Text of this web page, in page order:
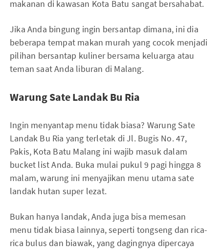
makanan di kawasan Kota Batu sangat bersahabat.
Jika Anda bingung ingin bersantap dimana, ini dia
beberapa tempat makan murah yang cocok menjadi
pilihan bersantap kuliner bersama keluarga atau
teman saat Anda liburan di Malang.
Warung Sate Landak Bu Ria
Ingin menyantap menu tidak biasa? Warung Sate
Landak Bu Ria yang terletak di Jl. Bugis No. 47,
Pakis, Kota Batu Malang ini wajib masuk dalam
bucket list Anda. Buka mulai pukul 9 pagi hingga 8
malam, warung ini menyajikan menu utama sate
landak hutan super lezat.
Bukan hanya landak, Anda juga bisa memesan
menu tidak biasa lainnya, seperti tongseng dan rica-
rica bulus dan biawak, yang dagingnya dipercaya